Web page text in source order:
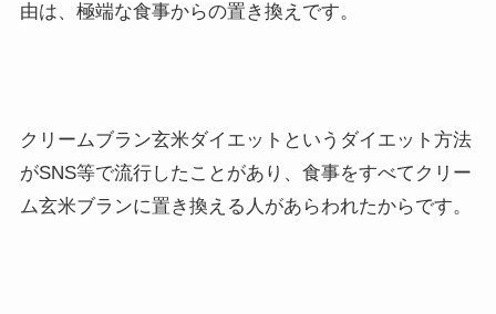
由は、極端な食事からの置き換えです。
クリームブラン玄米ダイエットというダイエット方法
がSNS等で流行したことがあり、食事をすべてクリー
ム玄米ブランに置き換える人があらわれたからです。